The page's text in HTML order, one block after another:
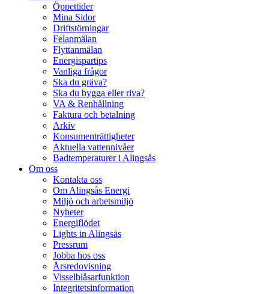
Öppettider
Mina Sidor
Driftstörningar
Felanmälan
Flyttanmälan
Energispartips
Vanliga frågor
Ska du gräva?
Ska du bygga eller riva?
VA & Renhållning
Faktura och betalning
Arkiv
Konsumenträttigheter
Aktuella vattennivåer
Badtemperaturer i Alingsås
Om oss
Kontakta oss
Om Alingsås Energi
Miljö och arbetsmiljö
Nyheter
Energiflödet
Lights in Alingsås
Pressrum
Jobba hos oss
Årsredovisning
Visselblåsarfunktion
Integritetsinformation